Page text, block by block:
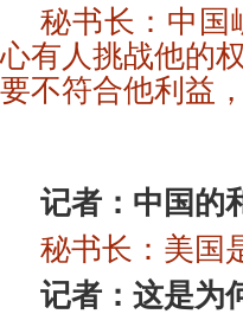
秘书长：中国
心有人挑战他的
要不符合他利益
记者：中国的
秘书长：美国
记者：这是为